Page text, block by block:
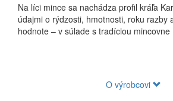
Na líci mince sa nachádza profil kráľa
údajmi o rýdzosti, hmotnosti, roku razby
hodnote – v súlade s tradíciou mincovne
O výrobcovi